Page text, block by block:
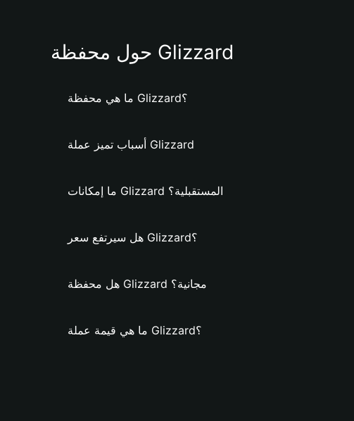
حول محفظة Glizzard
ما هي محفظة Glizzard؟
أسباب تميز عملة Glizzard
ما إمكانات Glizzard المستقبلية؟
هل سيرتفع سعر Glizzard؟
هل محفظة Glizzard مجانية؟
ما هي قيمة عملة Glizzard؟